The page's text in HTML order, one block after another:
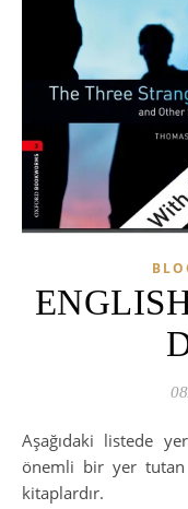
Aşağıdaki listede yer alan eserler, edebiyat dünyasında
önemli bir yer
kitaplardır.